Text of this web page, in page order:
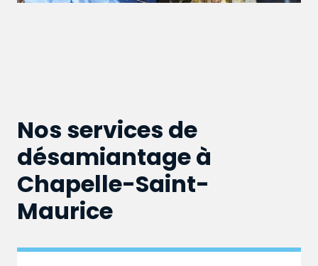
Nos services de
désamiantage à
Chapelle-Saint-
Maurice